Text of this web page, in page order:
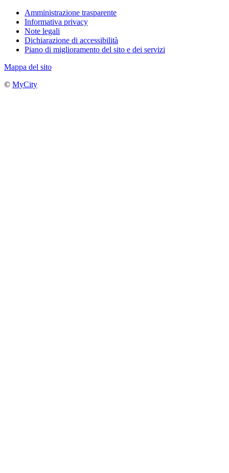
Amministrazione trasparente
Informativa privacy
Note legali
Dichiarazione di accessibilità
Piano di miglioramento del sito e dei servizi
Mappa del sito
© MyCity